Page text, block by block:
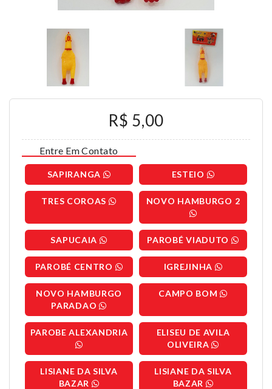
R$ 5,00
Entre Em Contato
SAPIRANGA ESTEIO
TRES COROAS NOVO HAMBURGO 2
SAPUCAIA PAROBÉ VIADUTO
PAROBÉ CENTRO IGREJINHA
NOVO HAMBURGO
PARADAO
CAMPO BOM
PAROBE ALEXANDRIA
ELISEU DE AVILA
OLIVEIRA
LISIANE DA SILVA
BAZAR
LISIANE DA SILVA
BAZAR